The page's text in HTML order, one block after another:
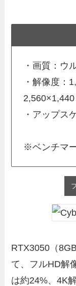
・画質：ウ
・解像度：
・アップス
※ベンチマ
RTX3050（
て、フルHD解
は約24%、4K